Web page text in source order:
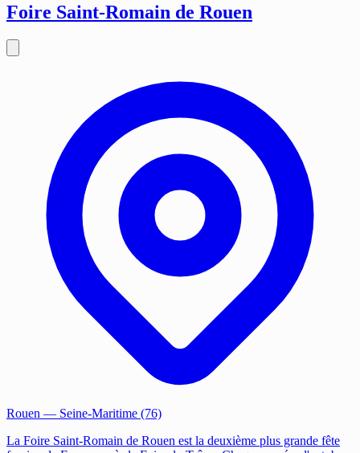
Foire Saint-Romain de Rouen
Rouen — Seine-Maritime (76)
La Foire Saint-Romain de Rouen est la deuxième plus grande fête